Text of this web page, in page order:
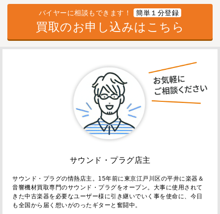
バイヤーに相談もできます！ 簡単１分登録
買取のお申し込みはこちら
サウンド・プラグ店主
サウンド・プラグの情熱店主。15年前に東京江戸川区の平井に楽器＆
音響機材買取専門のサウンド・プラグをオープン。大事に使用されて
きた中古楽器を必要なユーザー様に引き継いでいく事を使命に、今日
も全国から届く想いがのったギターと奮闘中。